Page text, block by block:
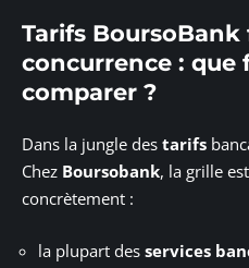
Tarifs BoursoBank
concurrence : que
comparer ?
Dans la jungle des tarifs
Chez Boursobank, la grille
concrètement :
la plupart des services